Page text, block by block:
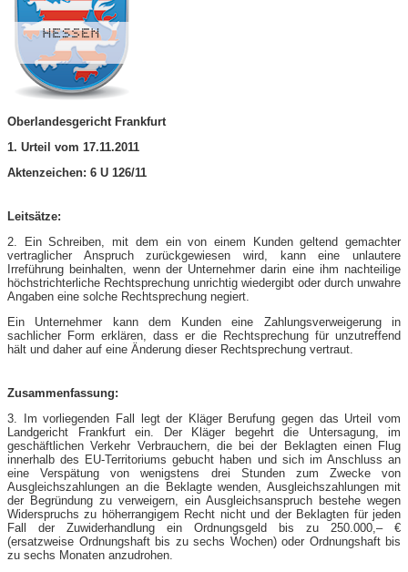
Oberlandesgericht Frankfurt
1. Urteil vom 17.11.2011
Aktenzeichen: 6 U 126/11
Leitsätze:
2. Ein Schreiben, mit dem ein von einem Kunden geltend gemachter
vertraglicher Anspruch zurückgewiesen wird, kann eine unlautere
Irreführung beinhalten, wenn der Unternehmer darin eine ihm nachteilige
höchstrichterliche Rechtsprechung unrichtig wiedergibt oder durch unwahre
Angaben eine solche Rechtsprechung negiert.
Ein Unternehmer kann dem Kunden eine Zahlungsverweigerung in
sachlicher Form erklären, dass er die Rechtsprechung für unzutreffend
hält und daher auf eine Änderung dieser Rechtsprechung vertraut.
Zusammenfassung:
3. Im vorliegenden Fall legt der Kläger Berufung gegen das Urteil vom
Landgericht Frankfurt ein. Der Kläger begehrt die Untersagung, im
geschäftlichen Verkehr Verbrauchern, die bei der Beklagten einen Flug
innerhalb des EU-Territoriums gebucht haben und sich im Anschluss an
eine Verspätung von wenigstens drei Stunden zum Zwecke von
Ausgleichszahlungen an die Beklagte wenden, Ausgleichszahlungen mit
der Begründung zu verweigern, ein Ausgleichsanspruch bestehe wegen
Widerspruchs zu höherrangigem Recht nicht und der Beklagten für jeden
Fall der Zuwiderhandlung ein Ordnungsgeld bis zu 250.000,– €
(ersatzweise Ordnungshaft bis zu sechs Wochen) oder Ordnungshaft bis
zu sechs Monaten anzudrohen.